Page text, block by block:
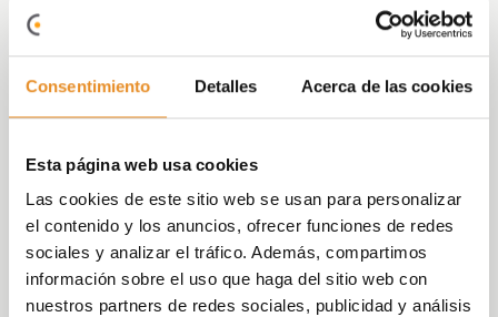
Consentimiento Detalles Acerca de las cookies
Esta página web usa cookies
Las cookies de este sitio web se usan para personalizar
el contenido y los anuncios, ofrecer funciones de redes
sociales y analizar el tráfico. Además, compartimos
información sobre el uso que haga del sitio web con
nuestros partners de redes sociales, publicidad y análisis